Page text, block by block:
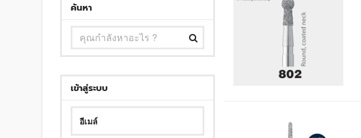
ค้นหา
เข้าสู่ระบบ